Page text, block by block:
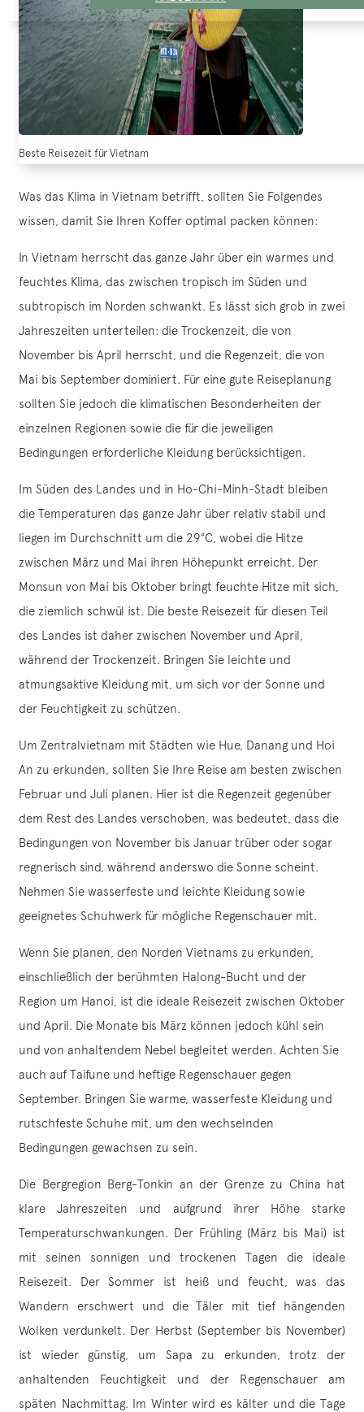
Beste Reisezeit für Vietnam
Was das Klima in Vietnam betrifft, sollten Sie Folgendes
wissen, damit Sie Ihren Koffer optimal packen können:
In Vietnam herrscht das ganze Jahr über ein warmes und
feuchtes Klima, das zwischen tropisch im Süden und
subtropisch im Norden schwankt. Es lässt sich grob in zwei
Jahreszeiten unterteilen: die Trockenzeit, die von
November bis April herrscht, und die Regenzeit, die von
Mai bis September dominiert. Für eine gute Reiseplanung
sollten Sie jedoch die klimatischen Besonderheiten der
einzelnen Regionen sowie die für die jeweiligen
Bedingungen erforderliche Kleidung berücksichtigen.
Im Süden des Landes und in Ho-Chi-Minh-Stadt bleiben
die Temperaturen das ganze Jahr über relativ stabil und
liegen im Durchschnitt um die 29°C, wobei die Hitze
zwischen März und Mai ihren Höhepunkt erreicht. Der
Monsun von Mai bis Oktober bringt feuchte Hitze mit sich,
die ziemlich schwül ist. Die beste Reisezeit für diesen Teil
des Landes ist daher zwischen November und April,
während der Trockenzeit. Bringen Sie leichte und
atmungsaktive Kleidung mit, um sich vor der Sonne und
der Feuchtigkeit zu schützen.
Um Zentralvietnam mit Städten wie Hue, Danang und Hoi
An zu erkunden, sollten Sie Ihre Reise am besten zwischen
Februar und Juli planen. Hier ist die Regenzeit gegenüber
dem Rest des Landes verschoben, was bedeutet, dass die
Bedingungen von November bis Januar trüber oder sogar
regnerisch sind, während anderswo die Sonne scheint.
Nehmen Sie wasserfeste und leichte Kleidung sowie
geeignetes Schuhwerk für mögliche Regenschauer mit.
Wenn Sie planen, den Norden Vietnams zu erkunden,
einschließlich der berühmten Halong-Bucht und der
Region um Hanoi, ist die ideale Reisezeit zwischen Oktober
und April. Die Monate bis März können jedoch kühl sein
und von anhaltendem Nebel begleitet werden. Achten Sie
auch auf Taifune und heftige Regenschauer gegen
September. Bringen Sie warme, wasserfeste Kleidung und
rutschfeste Schuhe mit, um den wechselnden
Bedingungen gewachsen zu sein.
Die Bergregion Berg-Tonkin an der Grenze zu China hat
klare Jahreszeiten und aufgrund ihrer Höhe starke
Temperaturschwankungen. Der Frühling (März bis Mai) ist
mit seinen sonnigen und trockenen Tagen die ideale
Reisezeit. Der Sommer ist heiß und feucht, was das
Wandern erschwert und die Täler mit tief hängenden
Wolken verdunkelt. Der Herbst (September bis November)
ist wieder günstig, um Sapa zu erkunden, trotz der
anhaltenden Feuchtigkeit und der Regenschauer am
späten Nachmittag. Im Winter wird es kälter und die Tage